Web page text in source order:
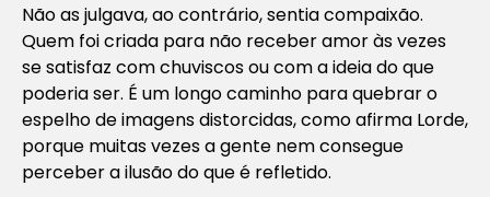
Não as julgava, ao contrário, sentia compaixão.
Quem foi criada para não receber amor às vezes
se satisfaz com chuviscos ou com a ideia do que
poderia ser. É um longo caminho para quebrar o
espelho de imagens distorcidas, como afirma Lorde,
porque muitas vezes a gente nem consegue
perceber a ilusão do que é refletido.